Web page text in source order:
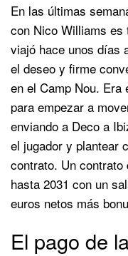
En las últimas
con Nico Williams es
viajó hace unos días
el deseo y firme
en el Camp Nou. Era
para empezar a
enviando a Deco a
el jugador y plantear
contrato. Un
hasta 2031 con un
euros netos más
El pago de